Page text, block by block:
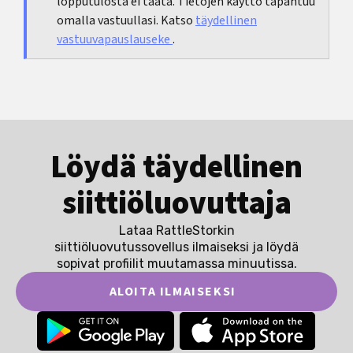
omalla vastuullasi. Katsotäydellinen
vastuuvapauslauseke.
Löydä täydellinen
siittiöluovuttaja
Lataa RattleStorkin
siittiöluovutussovellus ilmaiseksi ja löydä
sopivat profiilit muutamassa minuutissa.
ALOITA ILMAISEKSI